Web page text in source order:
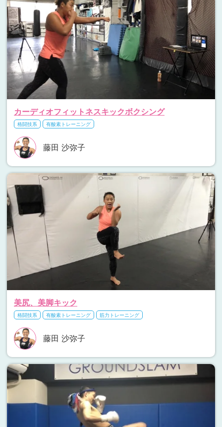
カーディオフィットネスキックボクシング
格闘技系 有酸素トレーニング
藤田 沙弥子
美尻、美脚キック
格闘技系 有酸素トレーニング 筋力トレーニング
藤田 沙弥子